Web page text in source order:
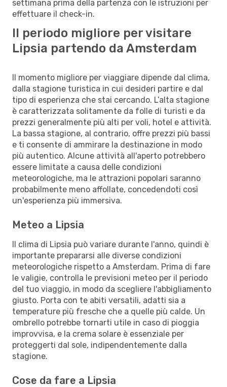
settimana prima della partenza con le istruzioni per
effettuare il check-in.
Il periodo migliore per visitare
Lipsia partendo da Amsterdam
Il momento migliore per viaggiare dipende dal clima,
dalla stagione turistica in cui desideri partire e dal
tipo di esperienza che stai cercando. L’alta stagione
è caratterizzata solitamente da folle di turisti e da
prezzi generalmente più alti per voli, hotel e attività.
La bassa stagione, al contrario, offre prezzi più bassi
e ti consente di ammirare la destinazione in modo
più autentico. Alcune attività all'aperto potrebbero
essere limitate a causa delle condizioni
meteorologiche, ma le attrazioni popolari saranno
probabilmente meno affollate, concedendoti così
un'esperienza più immersiva.
Meteo a Lipsia
Il clima di Lipsia può variare durante l'anno, quindi è
importante prepararsi alle diverse condizioni
meteorologiche rispetto a Amsterdam. Prima di fare
le valigie, controlla le previsioni meteo per il periodo
del tuo viaggio, in modo da scegliere l'abbigliamento
giusto. Porta con te abiti versatili, adatti sia a
temperature più fresche che a quelle più calde. Un
ombrello potrebbe tornarti utile in caso di pioggia
improvvisa, e la crema solare è essenziale per
proteggerti dal sole, indipendentemente dalla
stagione.
Cose da fare a Lipsia